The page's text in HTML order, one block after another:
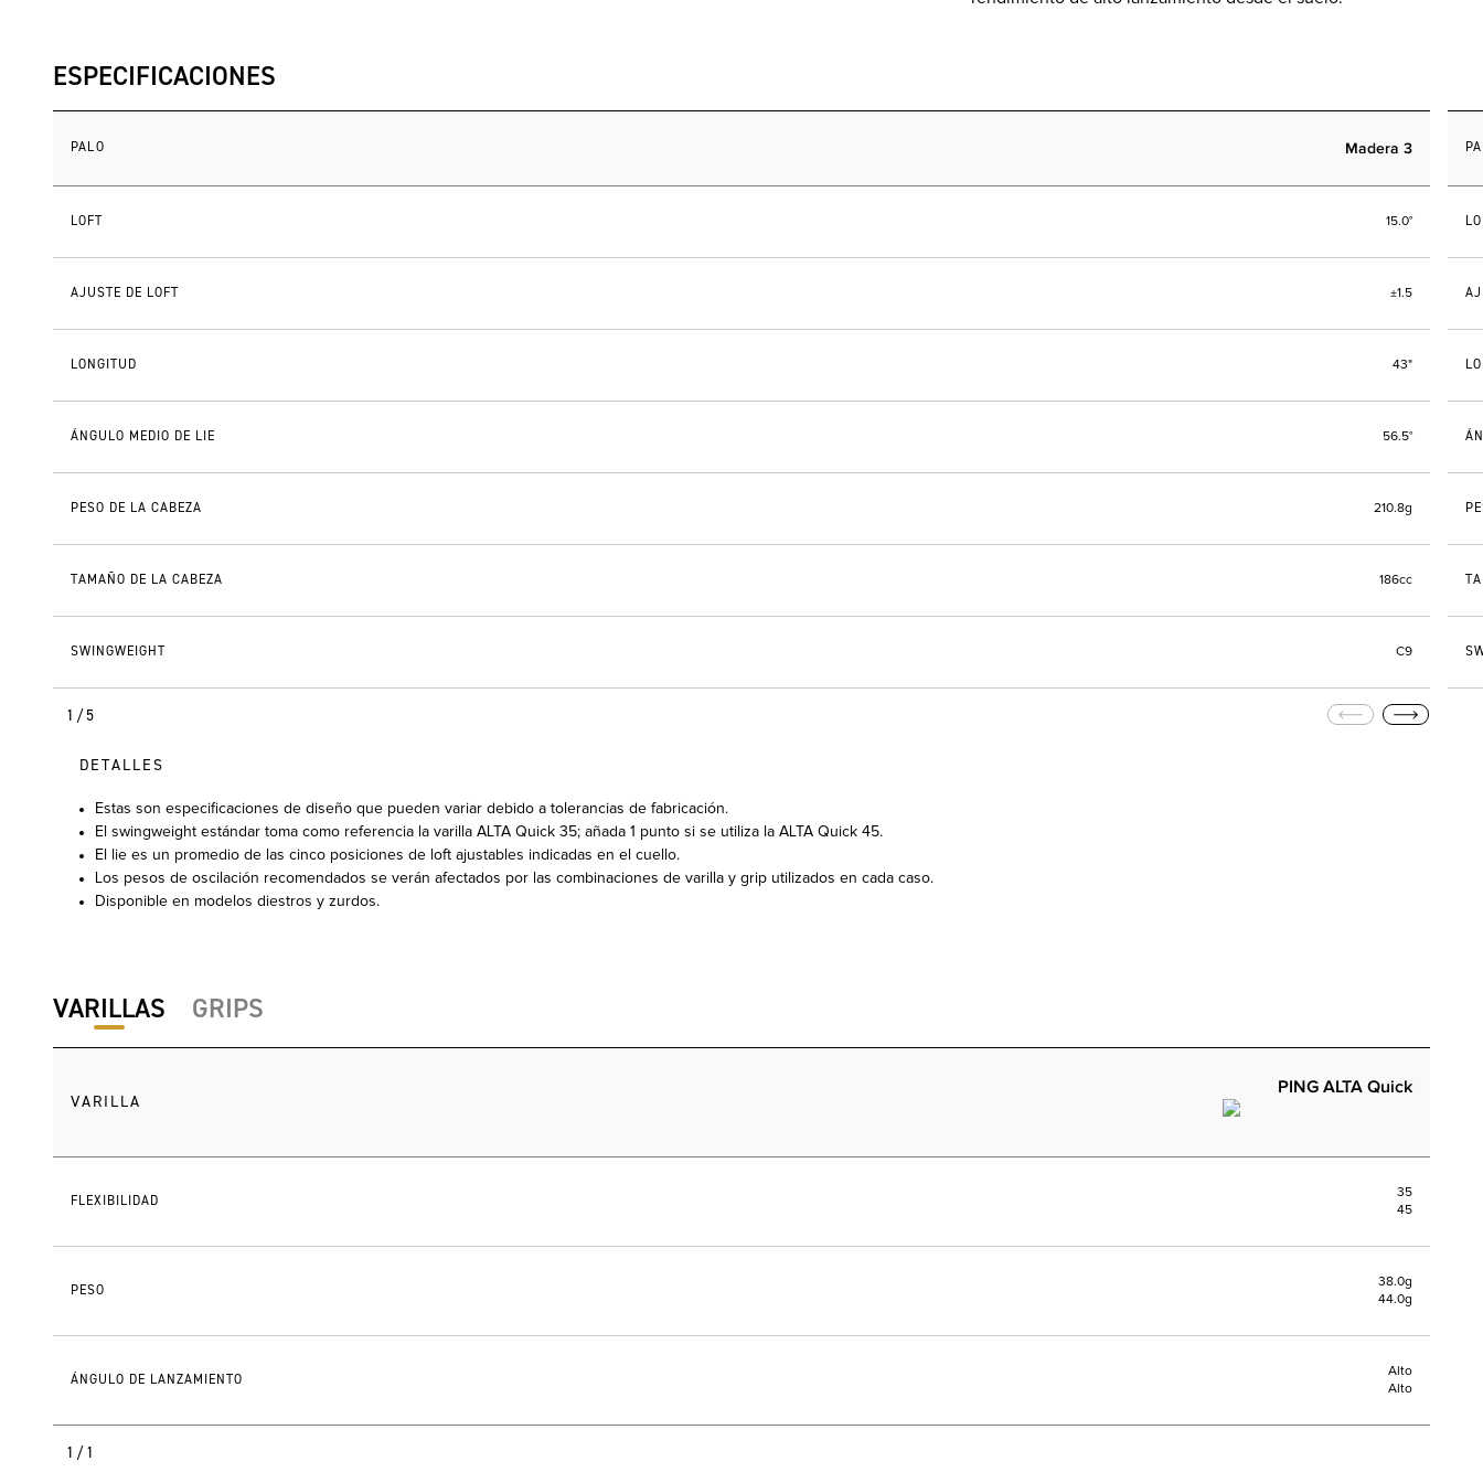
ESPECIFICACIONES
PALO Madera 3
LOFT 15.0°
AJUSTE DE LOFT ±1.5
LONGITUD 43"
ÁNGULO MEDIO DE LIE 56.5°
PESO DE LA CABEZA 210.8g
TAMAÑO DE LA CABEZA 186cc
SWINGWEIGHT C9
1/5
DETALLES
Estas son especificaciones de diseño que pueden variar debido a tolerancias de fabricación.
El swingweight estándar toma como referencia la varilla ALTA Quick 35; añada 1 punto si se utiliza la ALTA Quick 45.
El lie es un promedio de las cinco posiciones de loft ajustables indicadas en el cuello.
Los pesos de oscilación recomendados se verán afectados por las combinaciones de varilla y grip utilizados en cada caso.
Disponible en modelos diestros y zurdos.
VARILLAS GRIPS
VARILLA
PING ALTA Quick
FLEXIBILIDAD
35
45
PESO
38.0g
44.0g
ÁNGULO DE LANZAMIENTO
Alto
Alto
1/1